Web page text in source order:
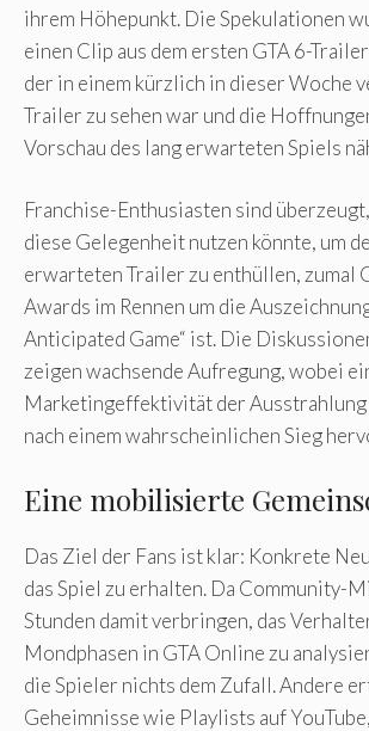
ihrem Höhepunkt. Die Spekulationen
einen Clip aus dem ersten GTA 6-
der in einem kürzlich in dieser Woche
Trailer zu sehen war und die
Vorschau des lang erwarteten Spiels
Franchise-Enthusiasten sind
diese Gelegenheit nutzen könnte, um
erwarteten Trailer zu enthüllen, zumal
Awards im Rennen um die
Anticipated Game“ ist. Die
zeigen wachsende Aufregung, wobei
Marketingeffektivität der
nach einem wahrscheinlichen Sieg
Eine mobilisierte
Das Ziel der Fans ist klar: Konkrete
das Spiel zu erhalten. Da Community-
Stunden damit verbringen, das
Mondphasen in GTA Online zu
die Spieler nichts dem Zufall. Andere
Geheimnisse wie Playlists auf